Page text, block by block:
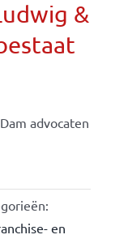
&
advocaten
en